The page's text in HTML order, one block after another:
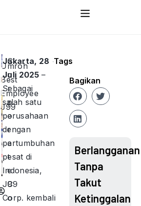
C
o
r
p
o
r
a
t
e
C
o
Umroh
Best
Employee
J99
Jakarta, 28
Juli 2025–
Sebagai
salah satu
perusahaan
dengan
pertumbuhan
pesat di
Indonesia,
J99
Corp. kembali
Tags
Berlangganan
Tanpa
Takut
Ketinggalan
Bagikan